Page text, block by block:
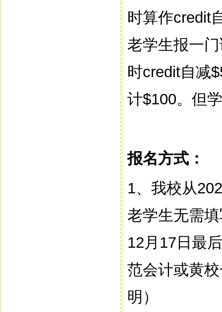
时算作credit
老学生报一
时credit自减
计$100。但
报名方式：
1、我校从
老学生无需
12月 17 日最
范会计或黄
明）